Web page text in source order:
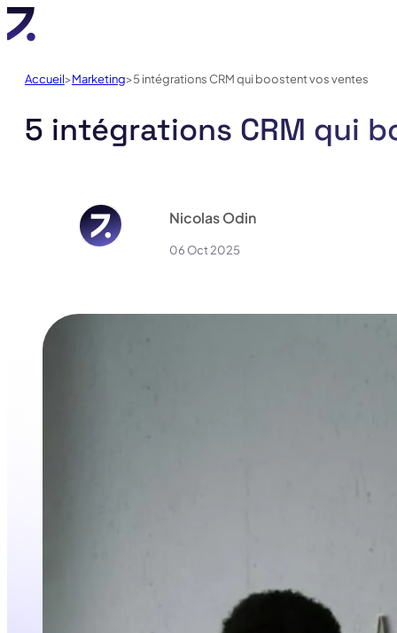
5 intégrations CRM qui
Accueil Marketing 5 intégrations CRM qui boostent vos ventes
Nicolas Odin
06 Oct 2025